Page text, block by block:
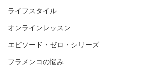
ライフスタイル
オンラインレッスン
エピソード・ゼロ・シリーズ
フラメンコの悩み